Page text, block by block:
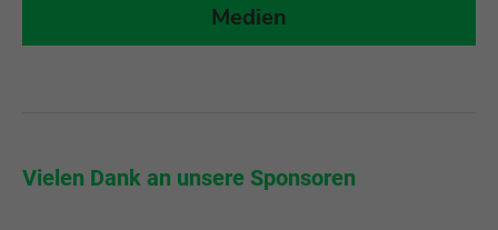
Medien
Vielen Dank an unsere Sponsoren